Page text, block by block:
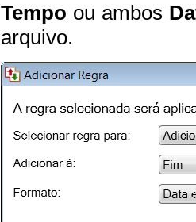
Tempo ou ambos
arquivo.